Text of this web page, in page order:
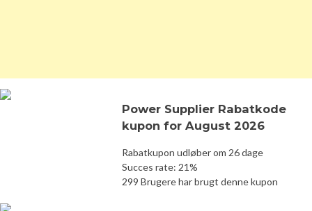
Power Supplier Rabatkode
kupon for August 2026
Rabatkupon udløber om 26 dage
Succes rate: 21%
299 Brugere har brugt denne kupon